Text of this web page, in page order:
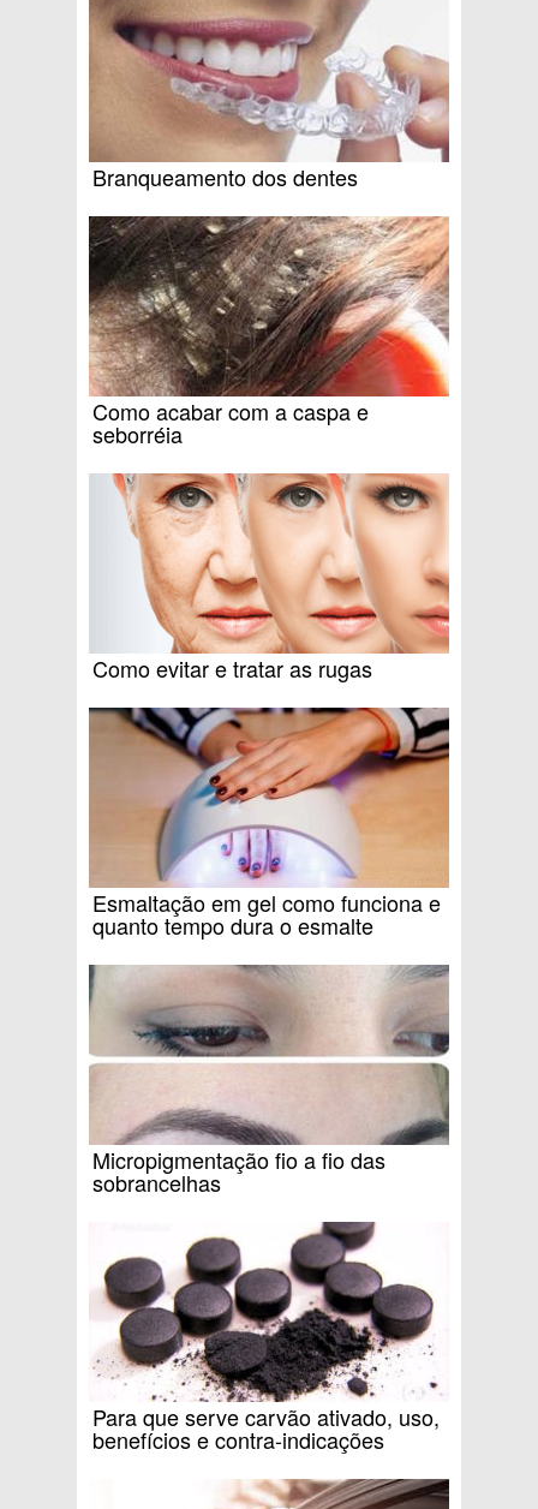
Branqueamento dos dentes
Como acabar com a caspa e
seborréia
Como evitar e tratar as rugas
Esmaltação em gel como funciona e
quanto tempo dura o esmalte
Micropigmentação fio a fio das
sobrancelhas
Para que serve carvão ativado, uso,
benefícios e contra-indicações